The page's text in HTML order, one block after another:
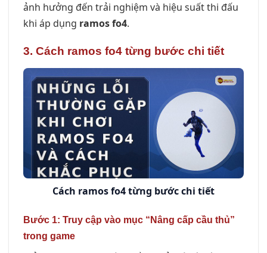
ảnh hưởng đến trải nghiệm và hiệu suất thi đấu
khi áp dụng ramos fo4.
3. Cách ramos fo4 từng bước chi tiết
Cách ramos fo4 từng bước chi tiết
Bước 1: Truy cập vào mục “Nâng cấp cầu thủ”
trong game